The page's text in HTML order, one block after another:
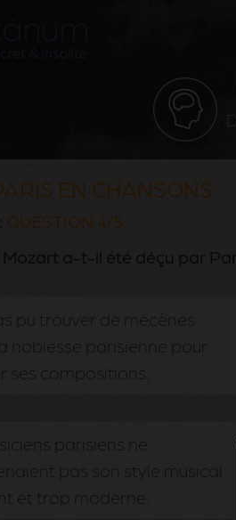
EN CHANSONS
QUESTION 4/5
pu trouver de mécènes
noblesse parisienne pour
ses compositions.
parisiens ne
pas son style musical
et trop moderne.